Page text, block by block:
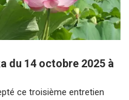
du 14 octobre 2025 à
ce troisième entretien